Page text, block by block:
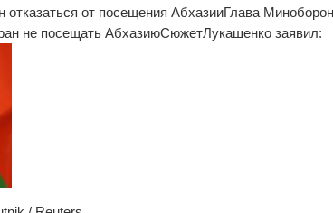
отказаться от посещения АбхазииГлава
не посещать АбхазиюСюжетЛукашенко заявил: